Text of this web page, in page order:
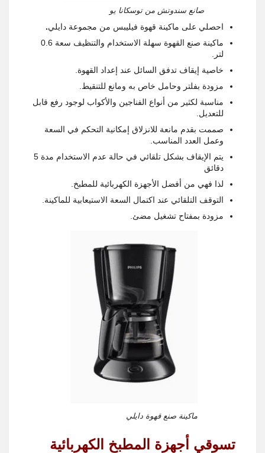
صانع سندوتش من توسكانا يو
احصلي على ماكينة قهوة فيليبس من مجموعة دايلي.
ماكينة صنع القهوة سهلة الاستخدام والتنظيف سعة 0.6
لتر.
خاصية إيقاف تدفق السائل عند إعداد القهوة.
مزودة بفلتر وحامل خاص به ومانع للتنقيط.
مناسبة لكثير من أنواع الفناجين والأكواب لوجود رفع قابل
للتعديل.
صممت بقدم مانعة للانزلاق إمكانية التحكم في السعة
وعمل العدد المناسب.
يتم الإيقاف بشكل تلقائي في حالة عدم الاستخدام مدة 5
دقائق
لذا فهي من أفضل الأجهزة الكهربائية للمطبخ.
التوقف التلقائي عند اكتمال السعة الاستيعابية للماكينة.
مزودة بمفتاح تشغيل مضئ.
ماكينة صنع قهوة دايلي
تسوقي أجهزة المطبخ الكهربائية